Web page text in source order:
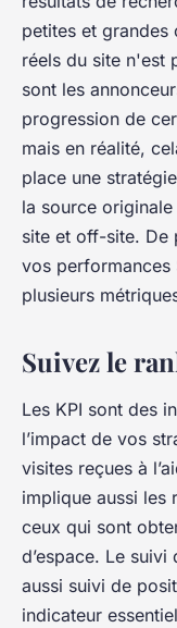
petites et grandes
réels du site n'est
sont les
progression de
mais en réalité,
place une
la source
site et off-site. De
vos performances
plusieurs
Suivez le
Les KPI sont des
l’impact de vos
visites reçues à
implique aussi les
ceux qui sont
d’espace. Le
aussi suivi de
indicateur